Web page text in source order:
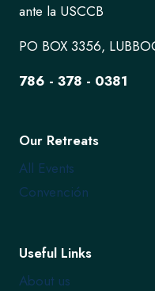
ante la USCCB
PO BOX 3356,
786 - 378 - 0381
Our Retreats
All Events
Convención
Useful Links
About us